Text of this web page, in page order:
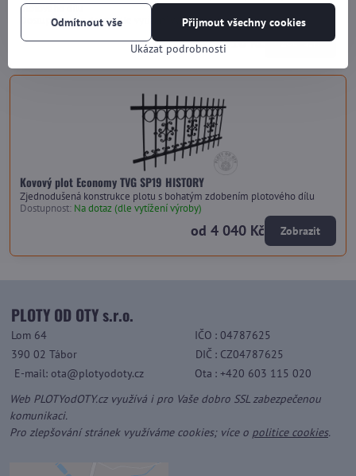
plotového dílu
Dostupnost:Na dotaz (dle vytížení výroby)
od 3 310 Kč Zobrazit
Kovový plot Economy TVG SP19 HISTORY
Zjednodušená konstrukce plotu s bohatým zdobením plotového dílu
Dostupnost: Na dotaz (dle vytížení výroby)
od 4 040 Kč Zobrazit
PLOTY OD OTY s.r.o.
Lom 64 IČO : 04787625
390 02 Tábor
DIČ : CZ04787625
E-mail: ota@plotyodoty.cz
Ota : +420 603 115 020
Web PLOTYodOTY.cz využívá i pro Vaše dobro SSL zabezpečenou
komunikaci.
Pro zlepšování stránek využíváme cookies; více o politice cookies.
Ukázat podrobnosti
Přijmout všechny cookies
Odmítnout vše